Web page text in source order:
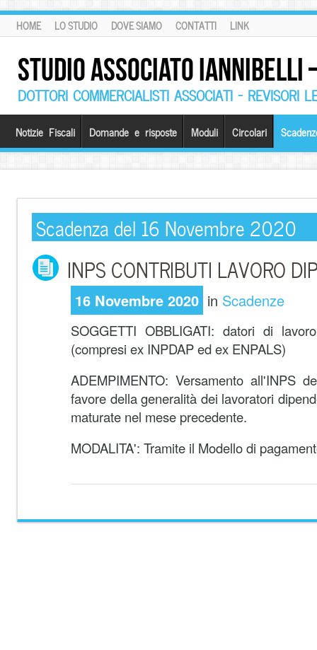
HOME LO STUDIO DOVE SIAMO CONTATTI LINK
STUDIO ASSOCIATO
DOTTORI COMMERCIALISTI ASSOCIATI – REVISORI
Notizie Fiscali Domande e risposte Moduli Circolari
Scadenza del 16 Novembre 2020
INPS CONTRIBUTI LAVORO
16 Novembre 2020 in Scadenze
SOGGETTI OBBLIGATI: datori di
(compresi ex INPDAP ed ex ENPALS)
ADEMPIMENTO: Versamento all'INPS
favore della generalità dei lavoratori
maturate nel mese precedente.
MODALITA': Tramite il Modello di